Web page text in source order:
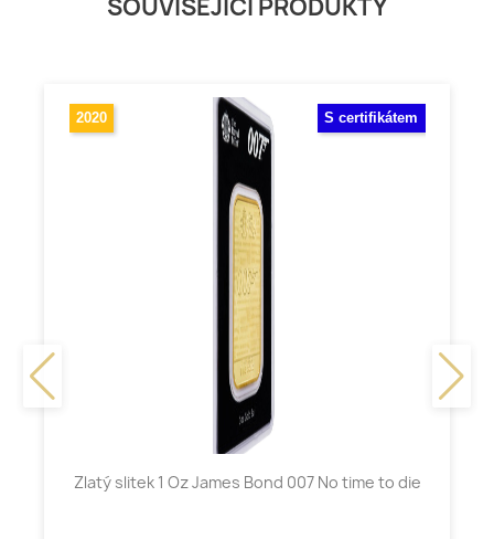
SOUVISEJÍCÍ PRODUKTY
S certifikátem
2020
Zlatý slitek 1 Oz James Bond 007 No time to die